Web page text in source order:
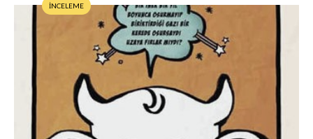
İNCELEME